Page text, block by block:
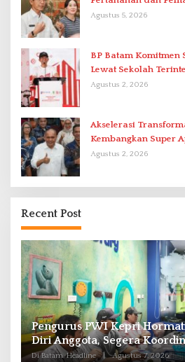
Agustus 5, 2026
BP Batam Komitmen
Lewat Sekolah
Agustus 2, 2026
Akselerasi
Kembangkan Super
Terpadu
Agustus 2, 2026
Recent Post
Pengurus PWI Kepri
Diri Anggota, Segera
ke Pusat
Di Batam, Headline | Agustus 7, 2026